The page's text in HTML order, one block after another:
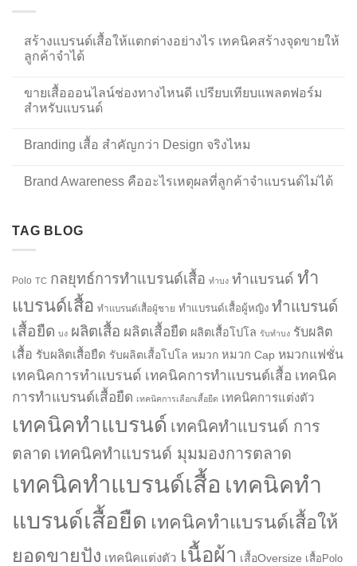
สร้างแบรนด์เสื้อให้แตกต่างอย่างไร เทคนิคสร้างจุดขายให้
ลูกค้าจำได้
ขายเสื้อออนไลน์ช่องทางไหนดี เปรียบเทียบแพลตฟอร์ม
สำหรับแบรนด์
Branding เสื้อ สำคัญกว่า Design จริงไหม
Brand Awareness คืออะไรเหตุผลที่ลูกค้าจำแบรนด์ไม่ได้
TAG BLOG
Polo TC กลยุทธ์การทำแบรนด์เสื้อ ทำบง ทำแบรนด์ ทำ
แบรนด์เสื้อ ทำแบรนด์เสื้อผู้ชาย ทำแบรนด์เสื้อผู้หญิง ทำแบรนด์
เสื้อยืด บง ผลิตเสื้อ ผลิตเสื้อยืด ผลิตเสื้อโปโล รับทำบง รับผลิต
เสื้อ รับผลิตเสื้อยืด รับผลิตเสื้อโปโล หมวก หมวก Cap หมวกแฟชั่น
เทคนิคการทำแบรนด์ เทคนิคการทำแบรนด์เสื้อ เทคนิค
การทำแบรนด์เสื้อยืด เทคนิคการเลือกเสื้อยืด เทคนิคการแต่งตัว
เทคนิคทำแบรนด์ เทคนิคทำแบรนด์ การ
ตลาด เทคนิคทำแบรนด์ มุมมองการตลาด
เทคนิคทำแบรนด์เสื้อ เทคนิคทำ
แบรนด์เสื้อยืด เทคนิคทำแบรนด์เสื้อให้
ยอดขายปัง เทคนิคแต่งตัว เนื้อผ้า เสื้อOversize เสื้อPolo